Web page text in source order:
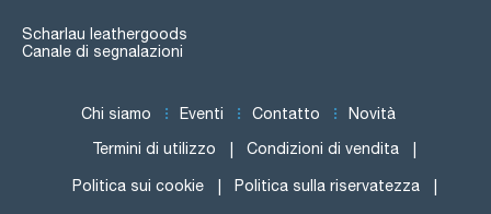
Scharlau leathergoods
Canale di segnalazioni
Chi siamo Eventi Contatto Novità
Termini di utilizzo Condizioni di vendita
Politica sui cookie Politica sulla riservatezza